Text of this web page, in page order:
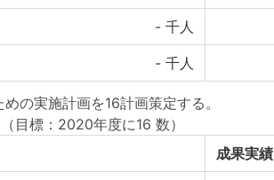
- 千人
- 千人
の実施計画を16計画策定する。
（目標：2020年度に16 数）
成果実績